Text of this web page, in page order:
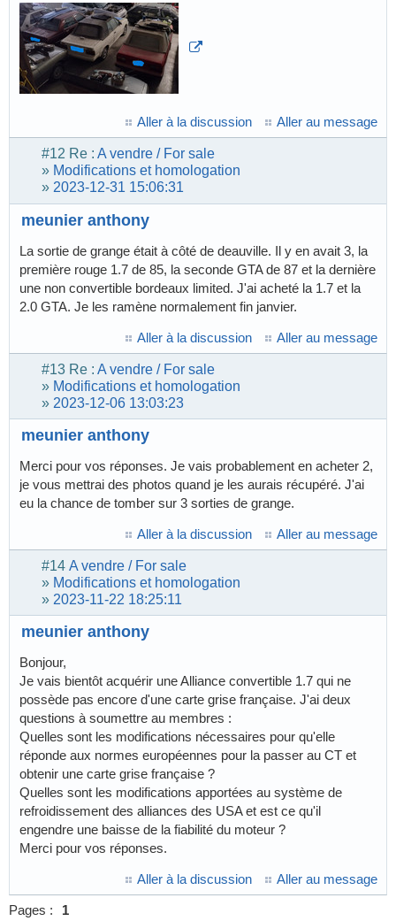
Aller à la discussion Aller au message
#12 Re : A vendre / For sale
» Modifications et homologation
» 2023-12-31 15:06:31
meunier anthony
La sortie de grange était à côté de deauville. Il y en avait 3, la
première rouge 1.7 de 85, la seconde GTA de 87 et la dernière
une non convertible bordeaux limited. J'ai acheté la 1.7 et la
2.0 GTA. Je les ramène normalement fin janvier.
Aller à la discussion Aller au message
#13 Re : A vendre / For sale
» Modifications et homologation
» 2023-12-06 13:03:23
meunier anthony
Merci pour vos réponses. Je vais probablement en acheter 2,
je vous mettrai des photos quand je les aurais récupéré. J'ai
eu la chance de tomber sur 3 sorties de grange.
Aller à la discussion Aller au message
#14 A vendre / For sale
» Modifications et homologation
» 2023-11-22 18:25:11
meunier anthony
Bonjour,
Je vais bientôt acquérir une Alliance convertible 1.7 qui ne
possède pas encore d'une carte grise française. J'ai deux
questions à soumettre au membres :
Quelles sont les modifications nécessaires pour qu'elle
réponde aux normes européennes pour la passer au CT et
obtenir une carte grise française ?
Quelles sont les modifications apportées au système de
refroidissement des alliances des USA et est ce qu'il
engendre une baisse de la fiabilité du moteur ?
Merci pour vos réponses.
Aller à la discussion Aller au message
Pages : 1